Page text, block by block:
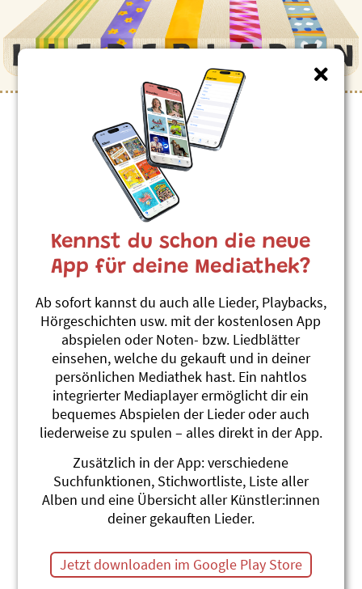
Traumschiffli
Gerda Bächli
originell arrangierten und lustigen Hits für Kinder im
Alter bis zu 10 Jahren regen zum Bewegen, Tanzen,
Kennst du schon die neue
App für deine Mediathek?
Ab sofort kannst du auch alle Lieder, Playbacks,
Hörgeschichten usw. mit der kostenlosen App
abspielen oder Noten- bzw. Liedblätter
einsehen, welche du gekauft und in deiner
persönlichen Mediathek hast. Ein nahtlos
integrierter Mediaplayer ermöglicht dir ein
bequemes Abspielen der Lieder oder auch
liederweise zu spulen – alles direkt in der App.
Zusätzlich in der App: verschiedene
Suchfunktionen, Stichwortliste, Liste aller
Alben und eine Übersicht aller Künstler:innen
deiner gekauften Lieder.
Jetzt downloaden im Google Play Store